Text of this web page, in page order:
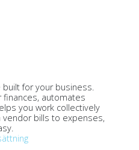
built for your business.
finances, automates
you work collectively
bills to expenses,